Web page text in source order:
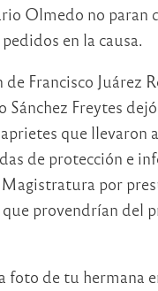
Olmedo no paran
en la causa.
de Francisco Juárez
Sánchez Freytes
que llevaron
de protección e
Magistratura por
provendrían del
foto de tu hermana